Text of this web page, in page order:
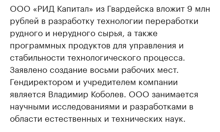
ООО «РИД Капитал» из Гвардейска вложит 9 млн
рублей в разработку технологии переработки
рудного и нерудного сырья, а также
программных продуктов для управления и
стабильности технологического процесса.
Заявлено создание восьми рабочих мест.
Гендиректором и учредителем компании
является Владимир Коболев. ООО занимается
научными исследованиями и разработками в
области естественных и технических наук.